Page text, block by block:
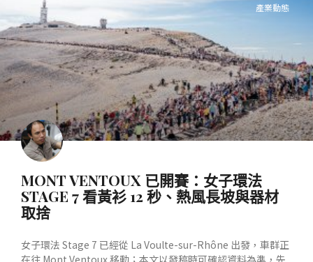
產業動態
MONT VENTOUX 已開賽：女子環法
STAGE 7 看黃衫 12 秒、熱風長坡與器材
取捨
女子環法 Stage 7 已經從 La Voulte-sur-Rhône 出發，車群正
在往 Mont Ventoux 移動；本文以發稿時可確認資料為準，先